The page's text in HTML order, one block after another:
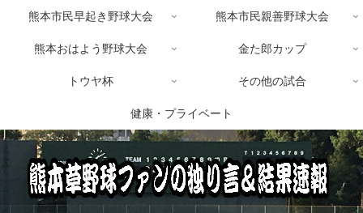
熊本市民早起き野球大会 熊本市民親善野球大会
熊本おはよう野球大会 金た郎カップ
トウヤ杯 その他の試合
健康・プライベート